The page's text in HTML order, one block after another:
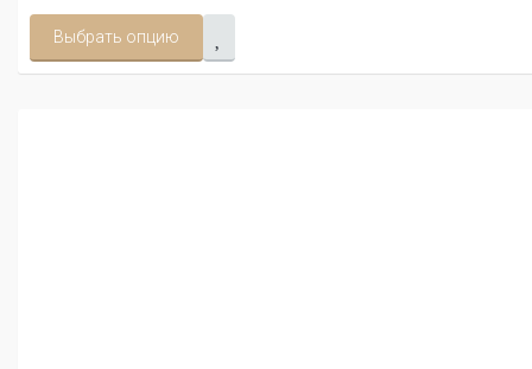
Выбрать опцию